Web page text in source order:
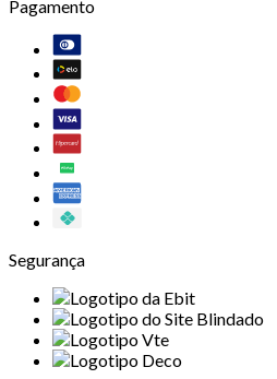
Pagamento
Segurança